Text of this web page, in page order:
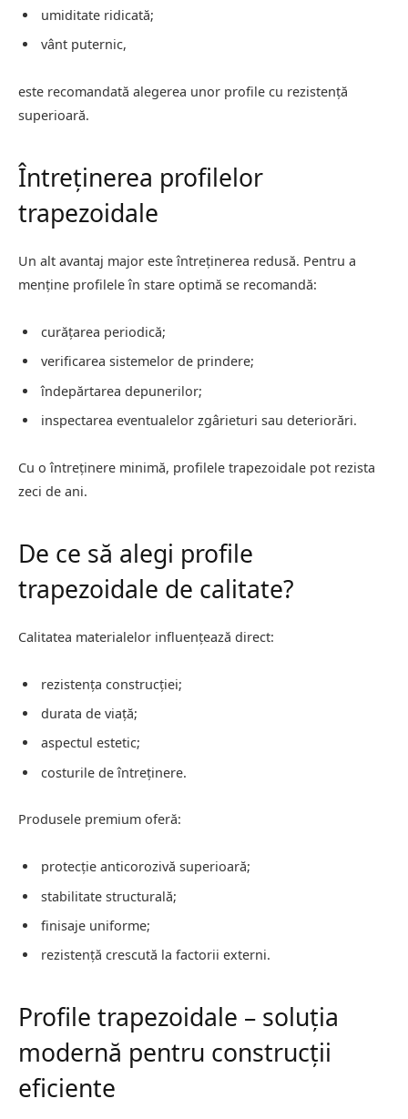
umiditate ridicată;
vânt puternic,
este recomandată alegerea unor profile cu rezistență
superioară.
Întreținerea profilelor
trapezoidale
Un alt avantaj major este întreținerea redusă. Pentru a
menține profilele în stare optimă se recomandă:
curățarea periodică;
verificarea sistemelor de prindere;
îndepărtarea depunerilor;
inspectarea eventualelor zgârieturi sau deteriorări.
Cu o întreținere minimă, profilele trapezoidale pot rezista
zeci de ani.
De ce să alegi profile
trapezoidale de calitate?
Calitatea materialelor influențează direct:
rezistența construcției;
durata de viață;
aspectul estetic;
costurile de întreținere.
Produsele premium oferă:
protecție anticorozivă superioară;
stabilitate structurală;
finisaje uniforme;
rezistență crescută la factorii externi.
Profile trapezoidale – soluția
modernă pentru construcții
eficiente